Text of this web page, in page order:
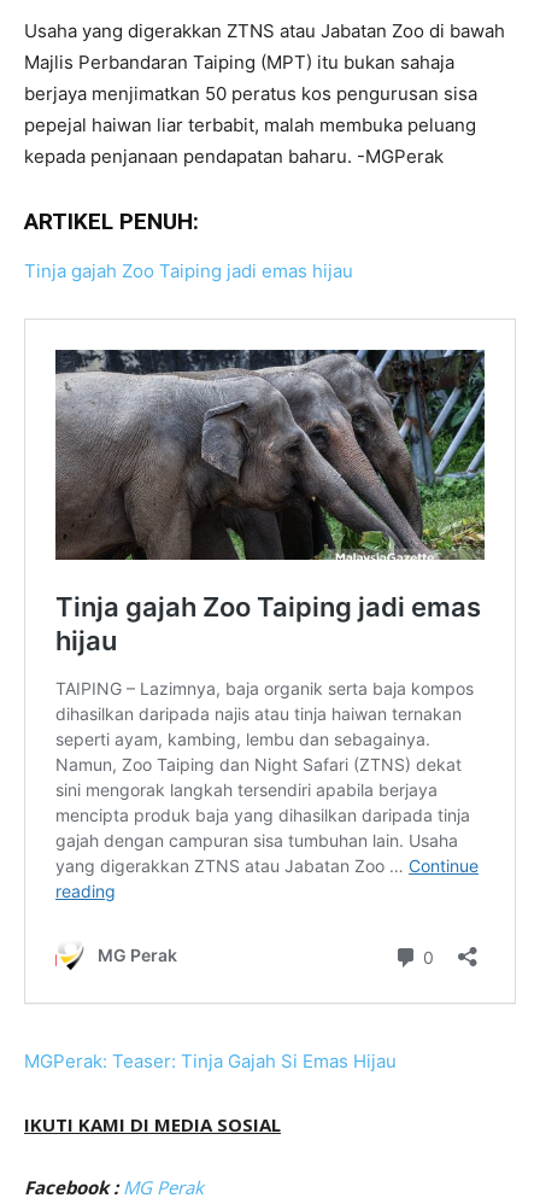
Usaha yang digerakkan ZTNS atau Jabatan Zoo di bawah
Majlis Perbandaran Taiping (MPT) itu bukan sahaja
berjaya menjimatkan 50 peratus kos pengurusan sisa
pepejal haiwan liar terbabit, malah membuka peluang
kepada penjanaan pendapatan baharu. -MGPerak
ARTIKEL PENUH:
Tinja gajah Zoo Taiping jadi emas hijau
MGPerak: Teaser: Tinja Gajah Si Emas Hijau
IKUTI KAMI DI MEDIA SOSIAL
Facebook : MG Perak